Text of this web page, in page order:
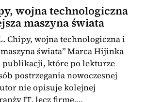
wojna technologiczna
maszyna świata
Chipy, wojna technologiczna i
świata” Marca Hijinka
publikacji, które po lekturze
postrzegania nowoczesnej
nie opisuje kolejnej